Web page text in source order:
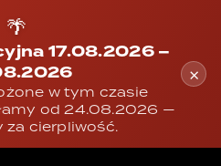
🌴
17.08.2026 –
w tym czasie
od 24.08.2026 —
za cierpliwość.
×